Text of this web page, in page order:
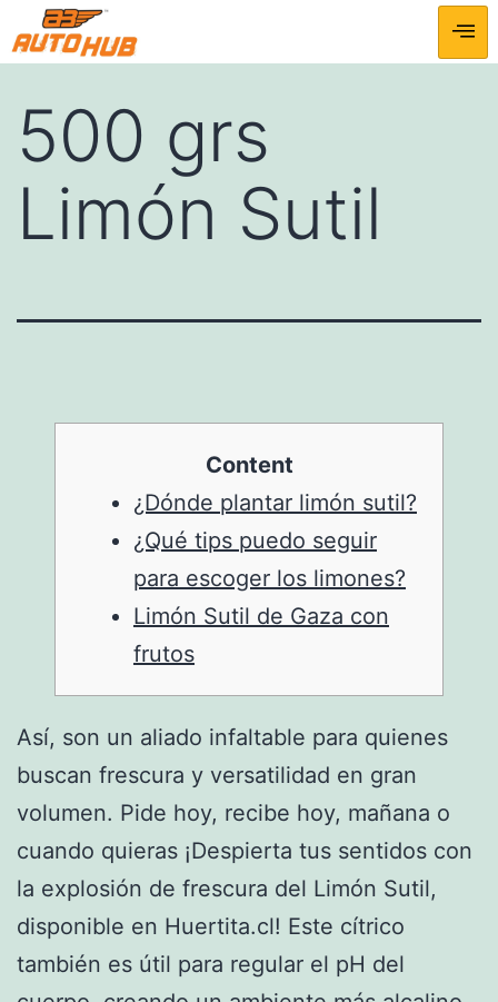
500 grs
Limón Sutil
Content
¿Dónde plantar limón sutil?
¿Qué tips puedo seguir
para escoger los limones?
Limón Sutil de Gaza con
frutos
Así, son un aliado infaltable para quienes
buscan frescura y versatilidad en gran
volumen. Pide hoy, recibe hoy, mañana o
cuando quieras ¡Despierta tus sentidos con
la explosión de frescura del Limón Sutil,
disponible en Huertita.cl! Este cítrico
también es útil para regular el pH del